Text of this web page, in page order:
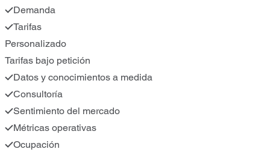
Demanda
Tarifas
Personalizado
Tarifas bajo petición
Datos y conocimientos a medida
Consultoría
Sentimiento del mercado
Métricas operativas
Ocupación